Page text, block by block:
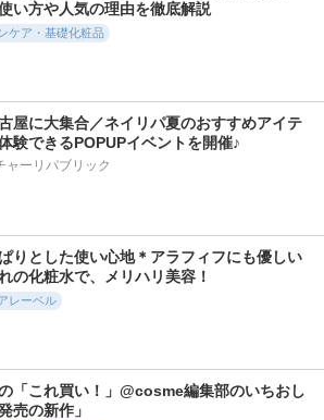
5.3
7234件
PDRN100ヒアルロ
ン酸セラムマスク
5.4
5129件
エリクシール ザ セ
プ ローズ+
ラ ロッシュ ポゼ
ラ エッセンス
SK-II
い方や人気の理由を徹底解説
ケア・基礎化粧品
屋に大集合／ネイリパ夏のおすすめアイテ
験できるPOPUPイベントを開催♪
ャーリパブリック
りとした使い心地＊アラフィフにも優しい
の化粧水で、メリハリ美容！
レーベル
「これ買い！」@cosme編集部のいちおし
売の新作」